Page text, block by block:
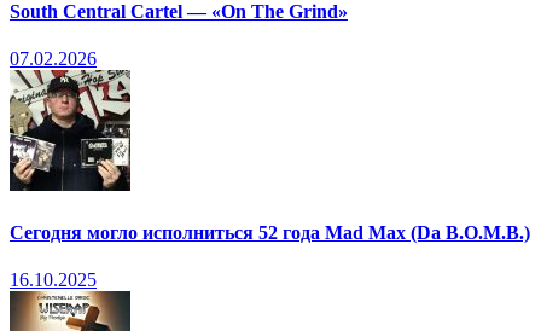
South Central Cartel — «On The Grind»
07.02.2026
Сегодня могло исполниться 52 года Mad Max (Da B.O.M.B.)
16.10.2025